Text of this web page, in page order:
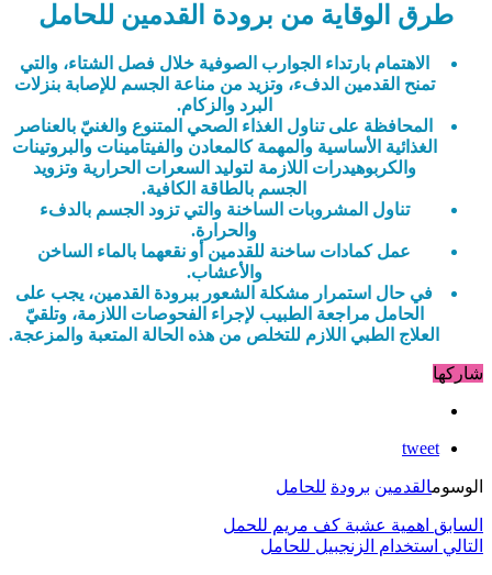
طرق الوقاية من برودة القدمين للحامل
الاهتمام بارتداء الجوارب الصوفية خلال فصل الشتاء، والتي
تمنح القدمين الدفء، وتزيد من مناعة الجسم للإصابة بنزلات
البرد والزكام.
المحافظة على تناول الغذاء الصحي المتنوع والغنيّ بالعناصر
الغذائية الأساسية والمهمة كالمعادن والفيتامينات والبروتينات
والكربوهيدرات اللازمة لتوليد السعرات الحرارية وتزويد
الجسم بالطاقة الكافية.
تناول المشروبات الساخنة والتي تزود الجسم بالدفء
والحرارة.
عمل كمادات ساخنة للقدمين أو نقعهما بالماء الساخن
والأعشاب.
في حال استمرار مشكلة الشعور ببرودة القدمين، يجب على
الحامل مراجعة الطبيب لإجراء الفحوصات اللازمة، وتلقيّ
العلاج الطبي اللازم للتخلص من هذه الحالة المتعبة والمزعجة.
شاركها
tweet
الوسومالقدمين برودة للحامل
السابق اهمية عشبة كف مريم للحمل
التالي استخدام الزنجبيل للحامل